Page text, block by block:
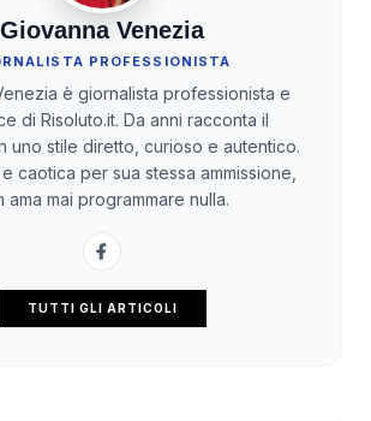
Giovanna Venezia
PROFESSIONISTA
è giornalista professionista e
di Risoluto.it. Da anni racconta il
uno stile diretto, curioso e autentico.
caotica per sua stessa ammissione,
ama mai programmare nulla.
TUTTI GLI ARTICOLI